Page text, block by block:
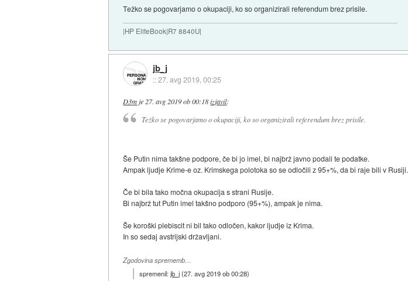
Težko se pogovarjamo o okupaciji, ko so organizirali referendum brez prisile.
|HP EliteBook|R7 8840U|
jb_j
::27. avg 2019, 00:25
D3mje27. avg 2019 ob 00:18 izjavil:
Težko se pogovarjamo o okupaciji, ko so organizirali referendum brez prisile.
Še Putin nima takšne podpore, če bi jo imel, bi najbrž javno podali te podatke.
Ampak ljudje Krime-e oz. Krimskega polotoka so se odločili z 95+%, da bi raje bili v Rusiji.
Če bi bila tako močna okupacija s strani Rusije.
Bi najbrž tut Putin imel takšno podporo (95+%), ampak je nima.
Še koroški plebiscit ni bil tako odločen, kakor ljudje iz Krima.
In so sedaj avstrijski državljani.
Zgodovina sprememb…
spremenil:jb_j(27. avg 2019 ob 00:28)